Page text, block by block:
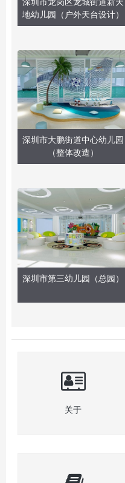
地幼儿园（户外天台设计）
深圳市大鹏街道中心幼儿园
（整体改造）
深圳市第三幼儿园（总园）
关于